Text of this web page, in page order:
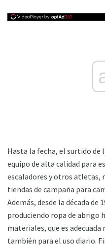
Hasta la fecha, el surtido de
equipo de alta calidad para
escaladores y otros atletas,
tiendas de campaña para
Además, desde la década de
produciendo ropa de abrigo
materiales, que es
también para el uso diario.